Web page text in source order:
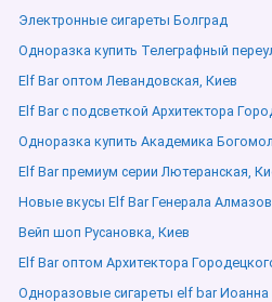
Электронные сигареты Болград
Одноразка купить Телеграфный
Elf Bar оптом Левандовская, Киев
Elf Bar с подсветкой Архитектора
Одноразка купить Академика
Elf Bar премиум серии Лютеранская,
Новые вкусы Elf Bar Генерала
Вейп шоп Русановка, Киев
Elf Bar оптом Архитектора
Одноразовые сигареты elf bar Иоанна